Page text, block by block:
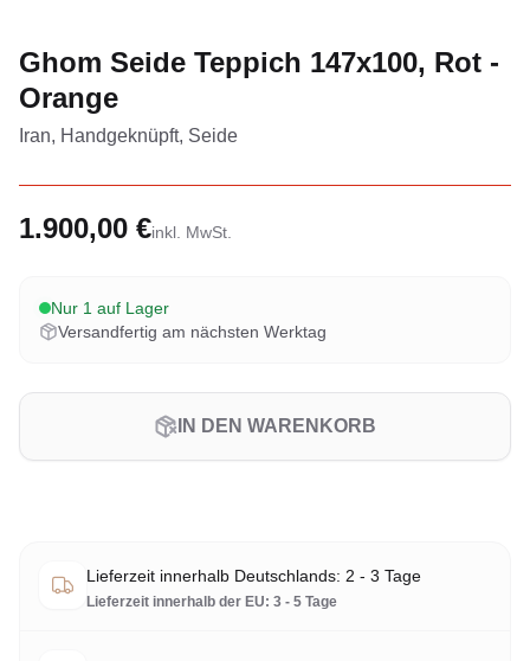
Ghom Seide Teppich 147x100, Rot -
Orange
Iran, Handgeknüpft, Seide
1.900,00 €inkl. MwSt.
Nur 1 auf Lager
Versandfertig am nächsten Werktag
IN DEN WARENKORB
Lieferzeit innerhalb Deutschlands: 2 - 3 Tage
Lieferzeit innerhalb der EU: 3 - 5 Tage